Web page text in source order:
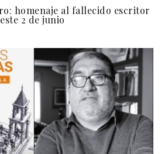
homenaje al fallecido escritor
2 de junio